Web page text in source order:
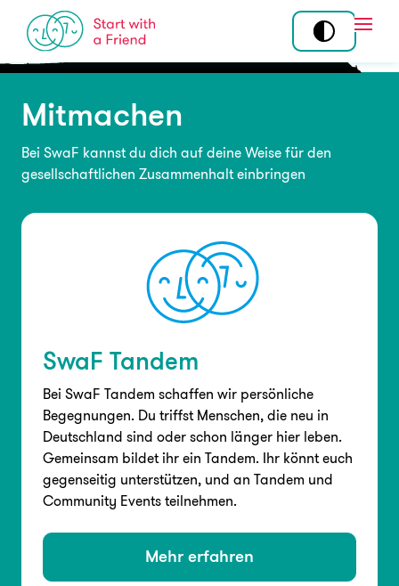
Skip to content
Mitmachen
Tandem
Community
Ehrenamt
Angebot
Über uns
Wirkung
Programme
Unterstützen
Mitmachen
Bei SwaF kannst du dich auf deine Weise für den
gesellschaftlichen Zusammenhalt einbringen
SwaF Tandem
Bei SwaF Tandem schaffen wir persönliche
Begegnungen. Du triffst Menschen, die neu in
Deutschland sind oder schon länger hier leben.
Gemeinsam bildet ihr ein Tandem. Ihr könnt euch
gegenseitig unterstützen, und an Tandem und
Community Events teilnehmen.
Mehr erfahren